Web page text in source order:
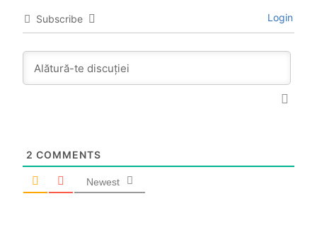
Subscribe Login
2 COMMENTS
Newest